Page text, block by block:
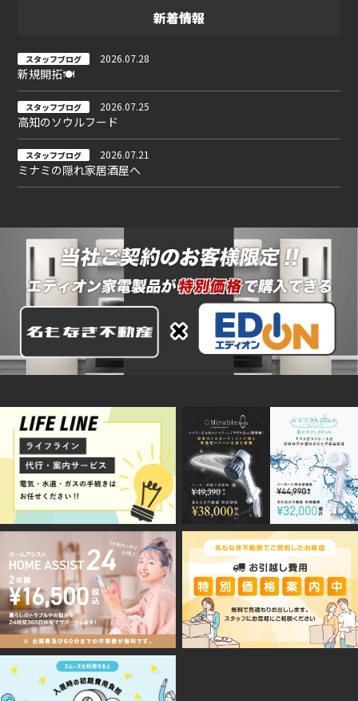
新着情報
スタッフブログ 2026.07.28
新規開拓🍽
スタッフブログ 2026.07.25
高知のソウルフード
スタッフブログ 2026.07.21
ミナミの隠れ家居酒屋へ